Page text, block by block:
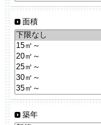
面積
築年